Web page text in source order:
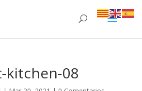
kitchen-08